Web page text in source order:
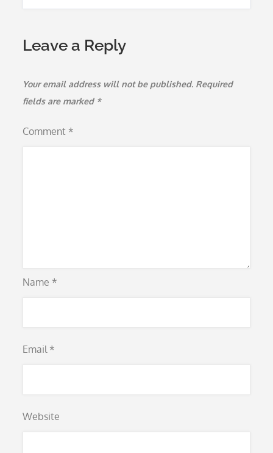
Leave a Reply
Your email address will not be published. Required
fields are marked *
Comment *
Name *
Email *
Website